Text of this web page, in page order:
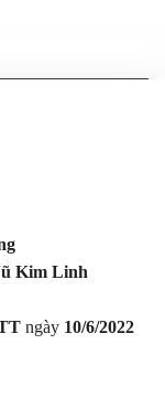
Kim Linh
ngày 10/6/2022